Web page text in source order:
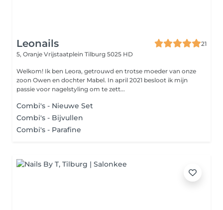
Leonails
21
5, Oranje Vrijstaatplein Tilburg 5025 HD
Welkom! Ik ben Leora, getrouwd en trotse moeder van onze
zoon Owen en dochter Mabel. In april 2021 besloot ik mijn
passie voor nagelstyling om te zett...
Combi's - Nieuwe Set
Combi's - Bijvullen
Combi's - Parafine